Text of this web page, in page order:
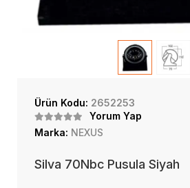
Ürün Kodu: 2652253
Yorum Yap
Marka: NEXUS
Silva 70Nbc Pusula Siyah